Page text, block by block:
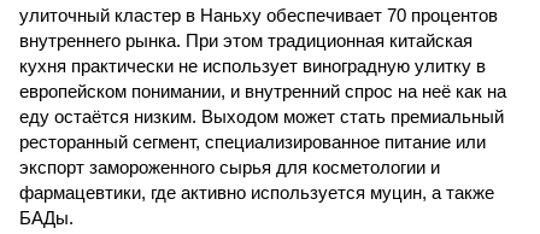
улиточный кластер в Наньху обеспечивает 70 процентов
внутреннего рынка. При этом традиционная китайская
кухня практически не использует виноградную улитку в
европейском понимании, и внутренний спрос на неё как на
еду остаётся низким. Выходом может стать премиальный
ресторанный сегмент, специализированное питание или
экспорт замороженного сырья для косметологии и
фармацевтики, где активно используется муцин, а также
БАДы.